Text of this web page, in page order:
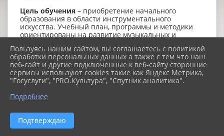
Цель обучения – приобретение начального
образования в области инструментального
искусства. Учебный план, программы и методики
ориентированы на развитие музыкальных и
одарённых учащихся к поступлению в средние и
высшие музыкальные, педагогические учебные
заведения. Полный курс обучения открывает
учащимся реальные возможности интересной
работы на базе полученных навыков, знаний и
Индивидуальные занятия:
инструмент (специальность), дополнительный
Пользуясь нашим сайтом, вы соглашаетесь с политикой
обработки персональных данных а также с тем что наш
веб-сайт и другие подключенные к веб-сайту сторонние
сервисы используют cookies такие как Яндекс Метрика,
"Госуслуги", "PRO.Культура", "Спутник аналитика".
Подробнее
Подтверждаю